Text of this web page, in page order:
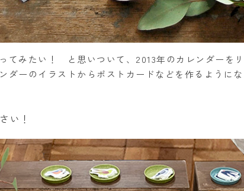
てみたい！ と思いついて、2013年のカレンダーを
ダーのイラストからポストカードなどを作るようにな
い！